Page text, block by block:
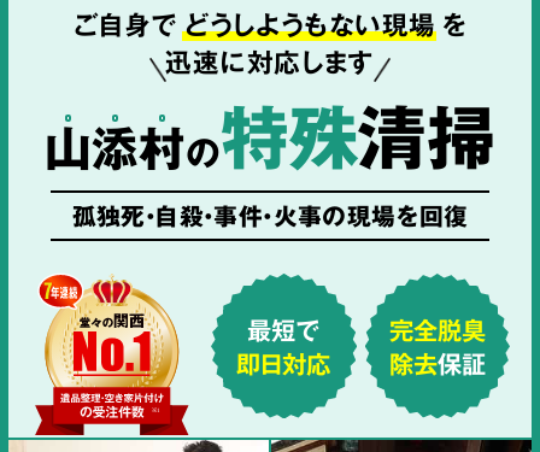
ご自身で どうしようもない現場 を
迅速に対応します
山添村の特殊清掃
孤独死・自殺・事件・火事の現場を回復
最短で
即日対応
完全脱臭
除去保証